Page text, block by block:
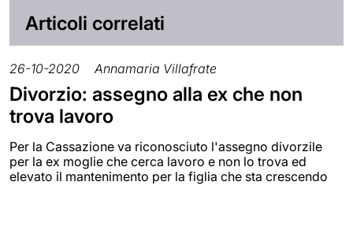
Articoli correlati
26-10-2020 Annamaria Villafrate
Divorzio: assegno alla ex che non
trova lavoro
Per la Cassazione va riconosciuto l'assegno divorzile
per la ex moglie che cerca lavoro e non lo trova ed
elevato il mantenimento per la figlia che sta crescendo